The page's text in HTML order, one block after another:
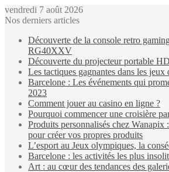
vendredi 7 août 2026
Nos derniers articles
Découverte de la console retro
RG40XXV
Découverte du projecteur portable
Les tactiques gagnantes dans les jeux
Barcelone : Les événements qui
2023
Comment jouer au casino en ligne ?
Pourquoi commencer une croisière
Produits personnalisés chez Wanapix
pour créer vos propres produits
L’esport au Jeux olympiques, la
Barcelone : les activités les plus
Art : au cœur des tendances des